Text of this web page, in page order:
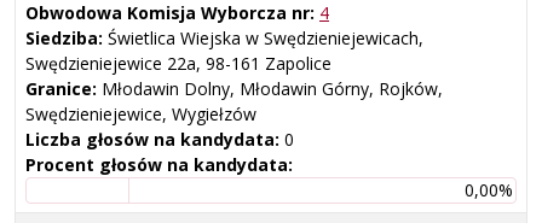
Obwodowa Komisja Wyborcza nr: 4
Siedziba: Świetlica Wiejska w Swędzieniejewicach,
Swędzieniejewice 22a, 98-161 Zapolice
Granice: Młodawin Dolny, Młodawin Górny, Rojków,
Swędzieniejewice, Wygiełzów
Liczba głosów na kandydata: 0
Procent głosów na kandydata:
0,00%